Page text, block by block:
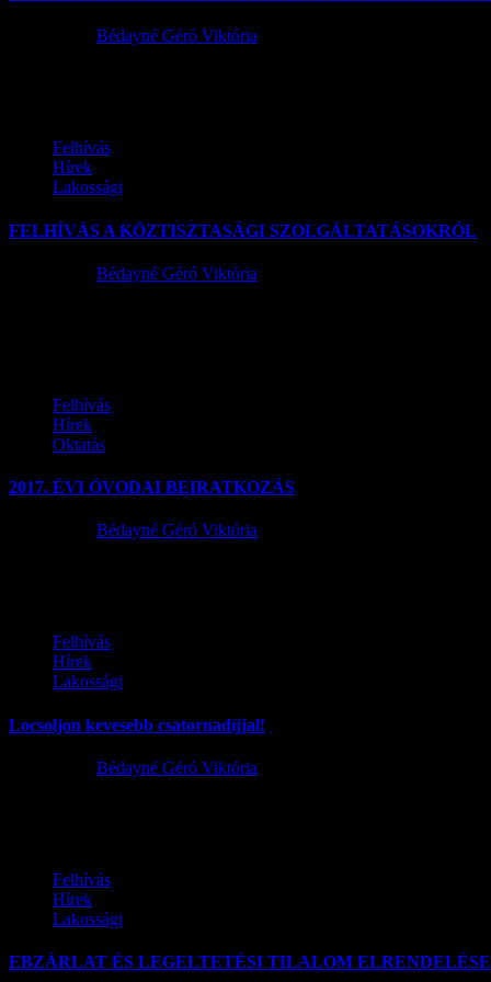
Bédayné Géró Viktória
Felhívás
Hírek
Lakossági
FELHÍVÁS A KÖZTISZTASÁGI SZOLGÁLTATÁSOKRÓL
Bédayné Géró Viktória
Felhívás
Hírek
Oktatás
2017. ÉVI ÓVODAI BEIRATKOZÁS
Bédayné Géró Viktória
Felhívás
Hírek
Lakossági
Locsoljon kevesebb csatornadíjjal!
Bédayné Géró Viktória
Felhívás
Hírek
Lakossági
EBZÁRLAT ÉS LEGELTETÉSI TILALOM ELRENDELÉSE